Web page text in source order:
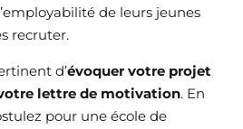
de leurs jeunes
recruter.
d’évoquer votre projet
lettre de motivation. En
pour une école de